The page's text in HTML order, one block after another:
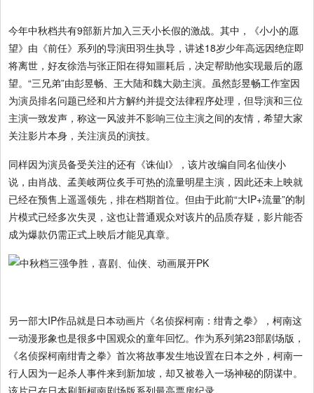
今年中秋档共有9部新片加入三天小长假的激战。其中，《小小的愿
望》由《前任》系列的导演田羽生执导，讲述18岁少年高远因绝症即
将离世，好友徐浩与张正阳在得知噩耗后，决定帮助他实现最后的愿
望。“三兄弟”由彭昱畅、王大陆和魏大勋主演。虽然彭昱畅工作室因
为演员排名问题已经和片方解约并提交法律程序处理，但导演和三位
主演一致发声，称这一风波并不影响三位主演之间的友情，希望大家
关注影片本身，关注演员的演技。
同样因为演员备受关注的还有《诛仙Ⅰ》，该片改编自同名仙侠小
说，由肖战、孟美岐两位炙手可热的流量明星主演，因此还未上映就
已经在预售上遥遥领先，排在档期首位。但由于此前“大IP+流量”的制
片模式已经多次失灵，这也让普通观众对该片的品质存疑，影片能否
成为爆款仍需正式上映后才能见真章。
另一部大IP作品就是日本动画片《名侦探柯南：绀青之拳》，柯南这
一动漫形象也是很多中国观众的童年回忆。作为系列第23部剧场版，
《名侦探柯南绀青之拳》首次将故事发生地设置在日本之外，柯南一
行人因为一起杀人事件来到新加坡，却又被卷入一场神秘的阴谋中。
该片已在日本刷新柯南剧场版系列最高票房纪录。